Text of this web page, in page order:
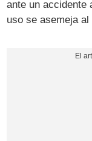
ante un accidente
uso se asemeja